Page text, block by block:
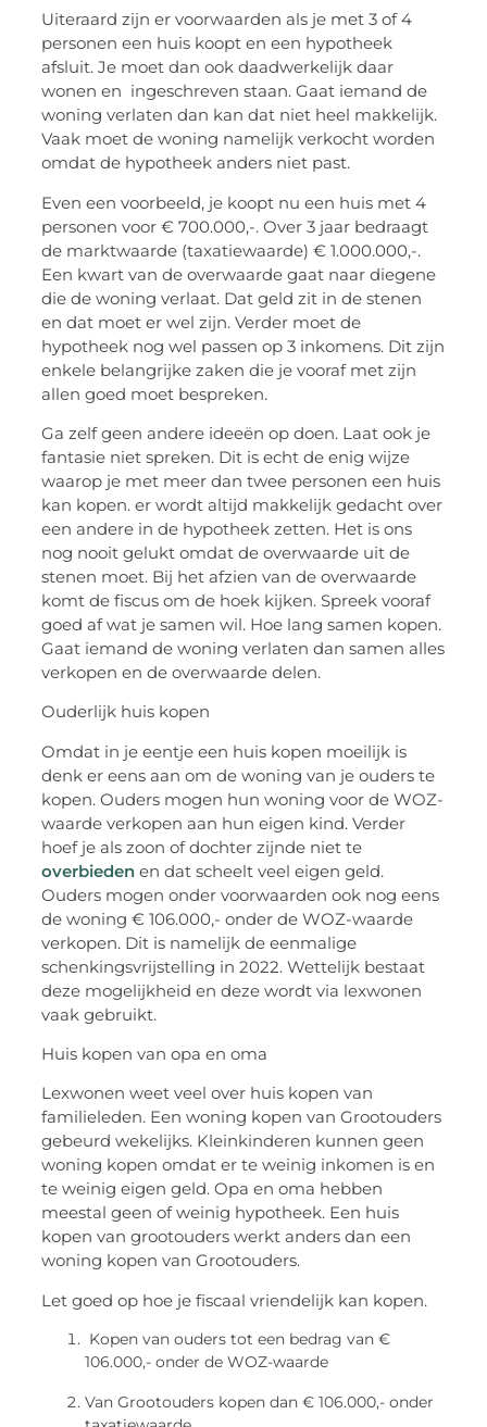
Uiteraard zijn er voorwaarden als je met 3 of 4
personen een huis koopt en een hypotheek
afsluit. Je moet dan ook daadwerkelijk daar
wonen en ingeschreven staan. Gaat iemand de
woning verlaten dan kan dat niet heel makkelijk.
Vaak moet de woning namelijk verkocht worden
omdat de hypotheek anders niet past.
Even een voorbeeld, je koopt nu een huis met 4
personen voor € 700.000,-. Over 3 jaar bedraagt
de marktwaarde (taxatiewaarde) € 1.000.000,-.
Een kwart van de overwaarde gaat naar diegene
die de woning verlaat. Dat geld zit in de stenen
en dat moet er wel zijn. Verder moet de
hypotheek nog wel passen op 3 inkomens. Dit zijn
enkele belangrijke zaken die je vooraf met zijn
allen goed moet bespreken.
Ga zelf geen andere ideeën op doen. Laat ook je
fantasie niet spreken. Dit is echt de enig wijze
waarop je met meer dan twee personen een huis
kan kopen. er wordt altijd makkelijk gedacht over
een andere in de hypotheek zetten. Het is ons
nog nooit gelukt omdat de overwaarde uit de
stenen moet. Bij het afzien van de overwaarde
komt de fiscus om de hoek kijken. Spreek vooraf
goed af wat je samen wil. Hoe lang samen kopen.
Gaat iemand de woning verlaten dan samen alles
verkopen en de overwaarde delen.
Ouderlijk huis kopen
Omdat in je eentje een huis kopen moeilijk is
denk er eens aan om de woning van je ouders te
kopen. Ouders mogen hun woning voor de WOZ-
waarde verkopen aan hun eigen kind. Verder
hoef je als zoon of dochter zijnde niet te
overbieden en dat scheelt veel eigen geld.
Ouders mogen onder voorwaarden ook nog eens
de woning € 106.000,- onder de WOZ-waarde
verkopen. Dit is namelijk de eenmalige
schenkingsvrijstelling in 2022. Wettelijk bestaat
deze mogelijkheid en deze wordt via lexwonen
vaak gebruikt.
Huis kopen van opa en oma
Lexwonen weet veel over huis kopen van
familieleden. Een woning kopen van Grootouders
gebeurd wekelijks. Kleinkinderen kunnen geen
woning kopen omdat er te weinig inkomen is en
te weinig eigen geld. Opa en oma hebben
meestal geen of weinig hypotheek. Een huis
kopen van grootouders werkt anders dan een
woning kopen van Grootouders.
Let goed op hoe je fiscaal vriendelijk kan kopen.
Kopen van ouders tot een bedrag van €
106.000,- onder de WOZ-waarde
Van Grootouders kopen dan € 106.000,- onder